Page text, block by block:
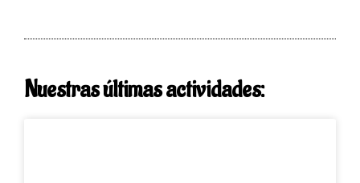
Nuestras últimas actividades: